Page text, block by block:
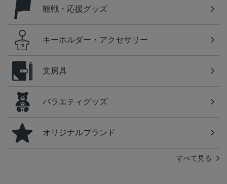
観戦・応援グッズ
キーホルダー・アクセサリー
文房具
バラエティグッズ
オリジナルブランド
すべて見る